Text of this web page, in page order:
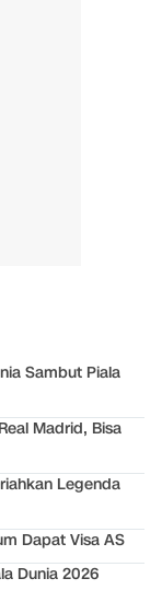
Sambut Piala
Madrid, Bisa
Legenda
Dapat Visa AS
Dunia 2026